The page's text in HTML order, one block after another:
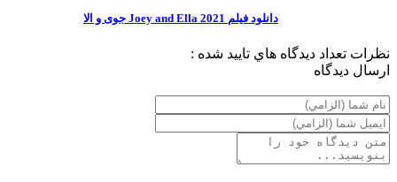
دانلود فیلم Joey and Ella 2021 جوی و الا
نظرات تعداد ديدگاه هاي تاييد شده :
ارسال ديدگاه